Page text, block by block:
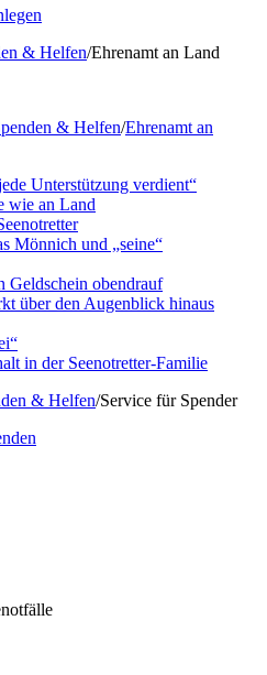
& Helfen/Ehrenamt an Land
& Helfen/Ehrenamt an
Unterstützung verdient“
wie an Land
Mönnich und „seine“
Geldschein obendrauf
über den Augenblick hinaus
in der Seenotretter-Familie
& Helfen/Service für Spender